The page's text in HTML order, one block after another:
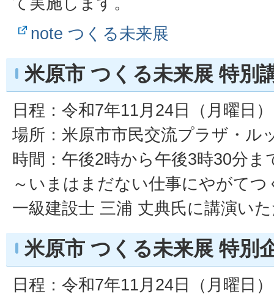
note つくる未来展
米原市 つくる未来展 特別
日程：令和7年11月24日（月曜日）
場所：米原市市民交流プラザ・ル
時間：午後2時から午後3時30分ま
～いまはまだない仕事にやがてつ
一級建設士 三浦 丈典氏に講演い
米原市 つくる未来展 特別
日程：令和7年11月24日（月曜日）